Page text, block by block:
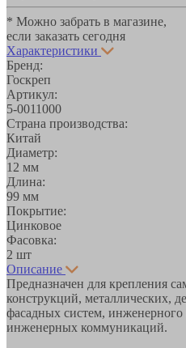
* Можно забрать в магазине,
если заказать сегодня
Характеристики
Бренд:
Госкреп
Артикул:
5-0011000
Страна производства:
Китай
Диаметр:
12 мм
Длина:
99 мм
Покрытие:
Цинковое
Фасовка:
2 шт
Описание
Предназначен для крепления
конструкций, металлических,
фасадных систем,
инженерных коммуникаций.